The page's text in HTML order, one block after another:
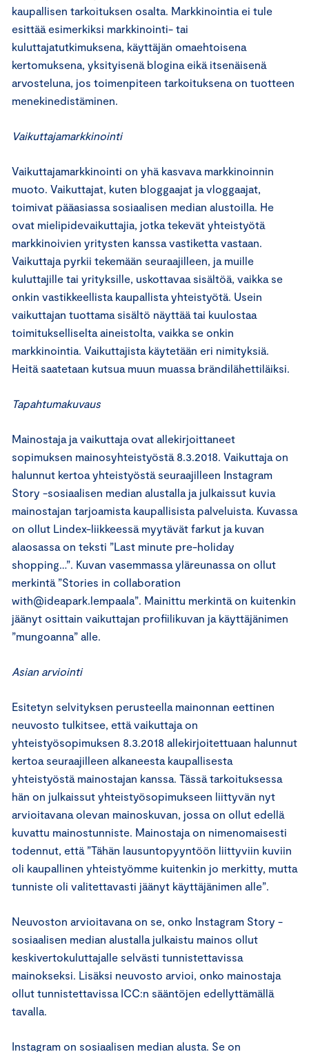
kaupallisen tarkoituksen osalta. Markkinointia ei tule
esittää esimerkiksi markkinointi- tai
kuluttajatutkimuksena, käyttäjän omaehtoisena
kertomuksena, yksityisenä blogina eikä itsenäisenä
arvosteluna, jos toimenpiteen tarkoituksena on tuotteen
menekinedistäminen.
Vaikuttajamarkkinointi
Vaikuttajamarkkinointi on yhä kasvava markkinoinnin
muoto. Vaikuttajat, kuten bloggaajat ja vloggaajat,
toimivat pääasiassa sosiaalisen median alustoilla. He
ovat mielipidevaikuttajia, jotka tekevät yhteistyötä
markkinoivien yritysten kanssa vastiketta vastaan.
Vaikuttaja pyrkii tekemään seuraajilleen, ja muille
kuluttajille tai yrityksille, uskottavaa sisältöä, vaikka se
onkin vastikkeellista kaupallista yhteistyötä. Usein
vaikuttajan tuottama sisältö näyttää tai kuulostaa
toimitukselliselta aineistolta, vaikka se onkin
markkinointia. Vaikuttajista käytetään eri nimityksiä.
Heitä saatetaan kutsua muun muassa brändilähettiläiksi.
Tapahtumakuvaus
Mainostaja ja vaikuttaja ovat allekirjoittaneet
sopimuksen mainosyhteistyöstä 8.3.2018. Vaikuttaja on
halunnut kertoa yhteistyöstä seuraajilleen Instagram
Story -sosiaalisen median alustalla ja julkaissut kuvia
mainostajan tarjoamista kaupallisista palveluista. Kuvassa
on ollut Lindex-liikkeessä myytävät farkut ja kuvan
alaosassa on teksti ”Last minute pre-holiday
shopping…”. Kuvan vasemmassa yläreunassa on ollut
merkintä ”Stories in collaboration
with@ideapark.lempaala”. Mainittu merkintä on kuitenkin
jäänyt osittain vaikuttajan profiilikuvan ja käyttäjänimen
”mungoanna” alle.
Asian arviointi
Esitetyn selvityksen perusteella mainonnan eettinen
neuvosto tulkitsee, että vaikuttaja on
yhteistyösopimuksen 8.3.2018 allekirjoitettuaan halunnut
kertoa seuraajilleen alkaneesta kaupallisesta
yhteistyöstä mainostajan kanssa. Tässä tarkoituksessa
hän on julkaissut yhteistyösopimukseen liittyvän nyt
arvioitavana olevan mainoskuvan, jossa on ollut edellä
kuvattu mainostunniste. Mainostaja on nimenomaisesti
todennut, että ”Tähän lausuntopyyntöön liittyviin kuviin
oli kaupallinen yhteistyömme kuitenkin jo merkitty, mutta
tunniste oli valitettavasti jäänyt käyttäjänimen alle”.
Neuvoston arvioitavana on se, onko Instagram Story -
sosiaalisen median alustalla julkaistu mainos ollut
keskivertokuluttajalle selvästi tunnistettavissa
mainokseksi. Lisäksi neuvosto arvioi, onko mainostaja
ollut tunnistettavissa ICC:n sääntöjen edellyttämällä
tavalla.
Instagram on sosiaalisen median alusta. Se on